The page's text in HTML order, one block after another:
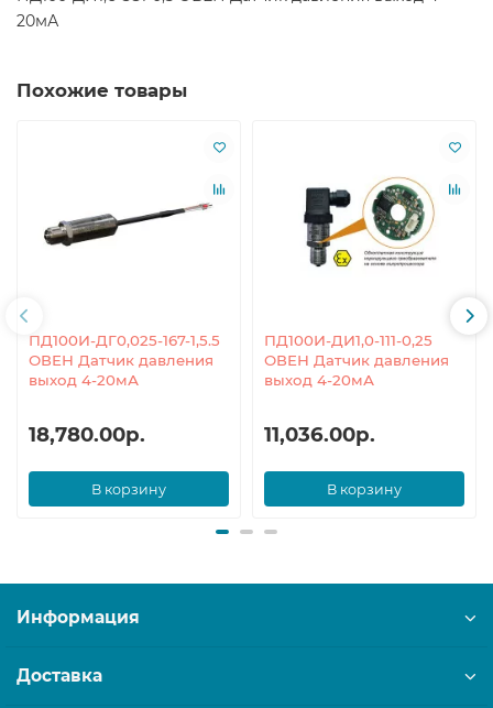
20мА
Похожие товары
ПД100И-ДГ0,025-167-1,5.5
ОВЕН Датчик давления
выход 4-20мА
18,780.00р.
В корзину
ПД100И-ДИ1,0-111-0,25
ОВЕН Датчик давления
выход 4-20мА
11,036.00р.
В корзину
Информация
Доставка